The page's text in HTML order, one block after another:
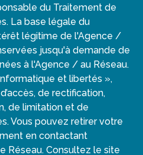
du Traitement de
La base légale du
légitime de l'Agence /
jusqu'à demande de
à l'Agence / au Réseau.
et libertés »,
de rectification,
de limitation et de
Vous pouvez retirer votre
en contactant
Réseau. Consultez le site